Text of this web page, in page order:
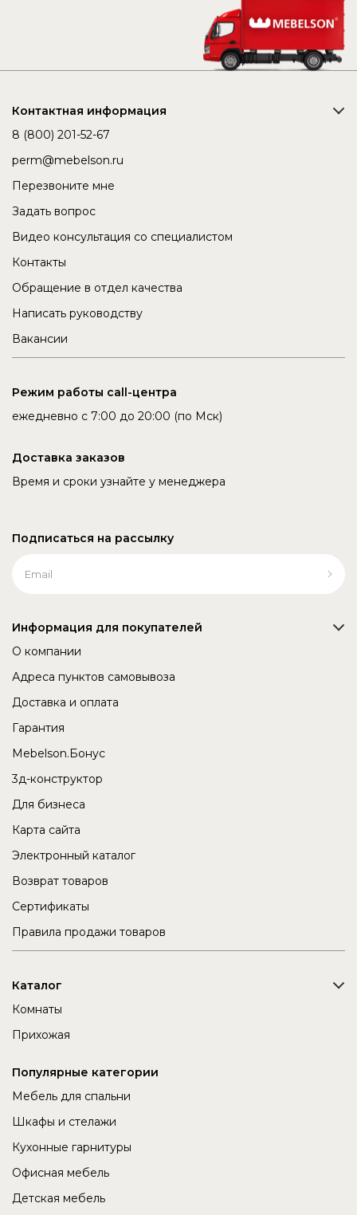
Контактная информация
8 (800) 201-52-67
perm@mebelson.ru
Перезвоните мне
Задать вопрос
Видео консультация со специалистом
Контакты
Обращение в отдел качества
Написать руководству
Вакансии
Режим работы call-центра
ежедневно с 7:00 до 20:00 (по Мск)
Доставка заказов
Время и сроки узнайте у менеджера
Подписаться на рассылку
Информация для покупателей
О компании
Адреса пунктов самовывоза
Доставка и оплата
Гарантия
Mebelson.Бонус
3д-конструктор
Для бизнеса
Карта сайта
Электронный каталог
Возврат товаров
Сертификаты
Правила продажи товаров
Каталог
Комнаты
Прихожая
Популярные категории
Мебель для спальни
Шкафы и стелажи
Кухонные гарнитуры
Офисная мебель
Детская мебель